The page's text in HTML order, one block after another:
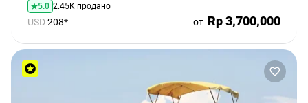
5.0 2.45K продано
USD208* от Rp 3,700,000